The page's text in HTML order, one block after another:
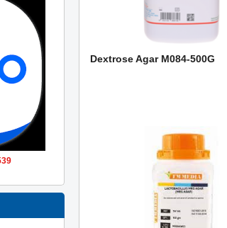
Dextrose Agar M084-500G